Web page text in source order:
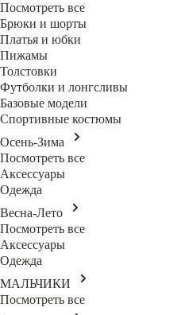
Посмотреть все
Брюки и шорты
Платья и юбки
Пижамы
Толстовки
Футболки и лонгсливы
Базовые модели
Спортивные костюмы
Осень-Зима
Посмотреть все
Аксессуары
Одежда
Весна-Лето
Посмотреть все
Аксессуары
Одежда
МАЛЬЧИКИ
Посмотреть все